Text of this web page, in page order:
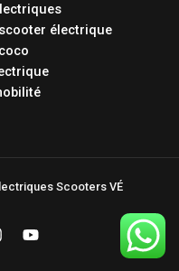
électrique
Scooters VÉ